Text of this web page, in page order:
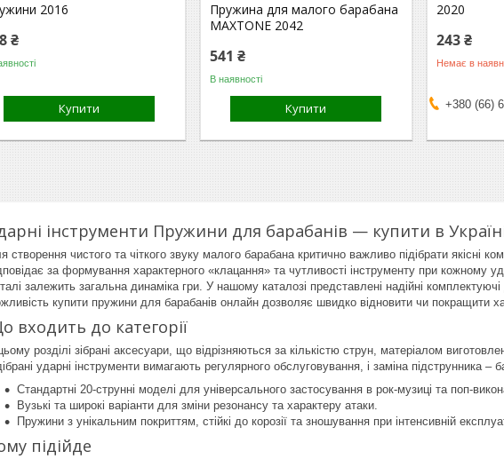
2016
₴
Купити
Пружина для малого барабана
MAXTONE 2042
541 ₴
В наявності
Купити
2020
243 ₴
Немає в
+380 (66)
інструменти Пружини для барабанів — купити в
створення чистого та чіткого звуку малого барабана критично важливо підібрати
за формування характерного «клацання» та чутливості інструменту при кожному
залежить загальна динаміка гри. У нашому каталозі представлені надійні
купити пружини для барабанів онлайн дозволяє швидко відновити чи покращити
входить до категорії
розділі зібрані аксесуари, що відрізняються за кількістю струн, матеріалом
ударні інструменти вимагають регулярного обслуговування, і заміна підструнника
Стандартні 20-струнні моделі для універсального застосування в рок-музиці та поп-
Вузькі та широкі варіанти для зміни резонансу та характеру атаки.
Пружини з унікальним покриттям, стійкі до корозії та зношування при інтенсивній
підійде